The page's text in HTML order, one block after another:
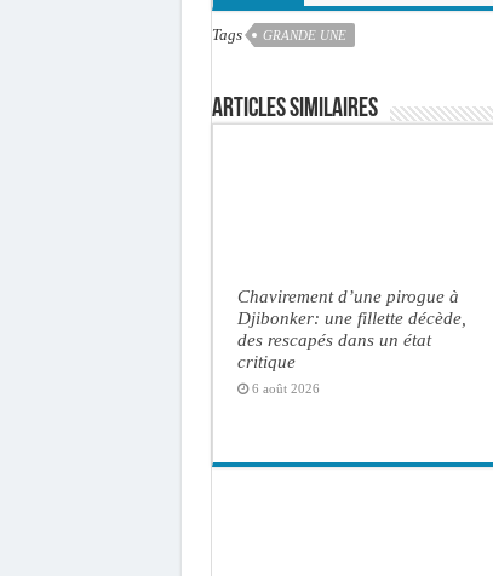
Tags GRANDE UNE
Articles similaires
Chavirement d’une pirogue à
Djibonker: une fillette décède,
des rescapés dans un état
critique
6 août 2026